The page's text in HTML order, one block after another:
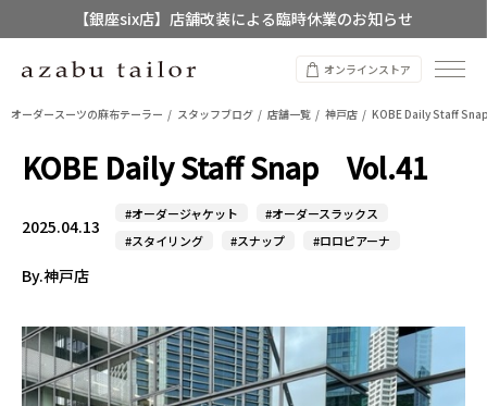
【銀座six店】店舗改装による臨時休業のお知らせ
【店舗限定】レディースオーダースーツ
オンラインストア
オーダースーツの麻布テーラー スタッフブログ 店舗一覧 神戸店 KOBE Daily Staff
KOBE Daily Staff Snap Vol.41
2025.04.13
#オーダージャケット
#オーダースラックス
#スタイリング
#スナップ #ロロピアーナ
By.神戸店